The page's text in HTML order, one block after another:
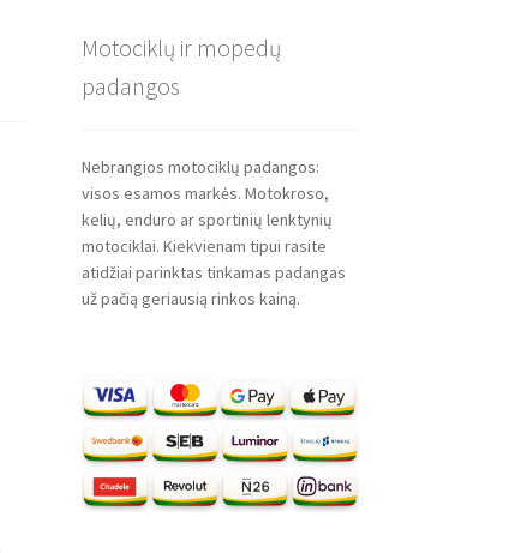
Motociklų ir mopedų
padangos
Nebrangios motociklų padangos:
visos esamos markės. Motokroso,
kelių, enduro ar sportinių lenktynių
motociklai. Kiekvienam tipui rasite
atidžiai parinktas tinkamas padangas
už pačią geriausią rinkos kainą.